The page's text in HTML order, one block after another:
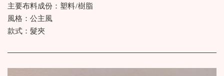
主要布料成份：塑料/樹脂
風格：公主風
款式：髮夾